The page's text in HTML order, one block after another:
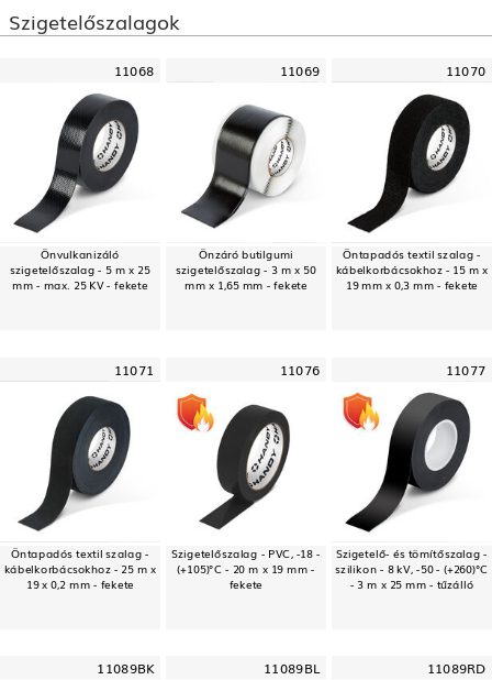
Szigetelőszalagok
11068
Önvulkanizáló
szigetelőszalag - 5 m x 25
mm - max. 25 KV - fekete
11069
Önzáró butilgumi
szigetelőszalag - 3 m x 50
mm x 1,65 mm - fekete
11070
Öntapadós textil szalag -
kábelkorbácsokhoz - 15 m x
19 mm x 0,3 mm - fekete
11071
Öntapadós textil szalag -
kábelkorbácsokhoz - 25 m x
19 x 0,2 mm - fekete
11076
Szigetelőszalag - PVC, -18 -
(+105)°C - 20 m x 19 mm -
fekete
11077
Szigetelő- és tömítőszalag -
szilikon - 8 kV, -50 - (+260)°C
- 3 m x 25 mm - tűzálló
11089BK 11089BL 11089RD